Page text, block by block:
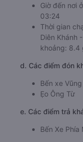
Giờ đến nơi
03:24
Thời gian
Diên Khánh
khoảng: 8.4
d. Các điểm đón
Bến xe Vũng
Ẹo Ông Từ
e. Các điểm trả
Bến Xe Phía